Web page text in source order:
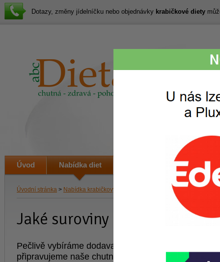
Úvodní stránka > Nabídka krabičkových diet > Jaké suroviny používáme
Jaké suroviny používáme
Pečlivě vybíráme dodavatele surovin, ze kterých
připravujeme naše chutné pokrmy.
Dotazy, změny jídelníčku nebo objednávky krabičkové diety
Úvod Nabídka diet